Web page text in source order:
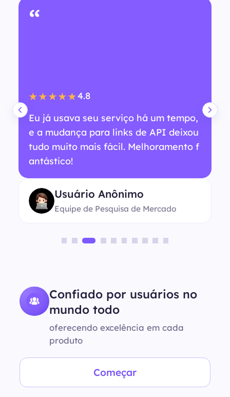
“
★★★★★4.8
Eu já usava seu serviço há um tempo,
e a mudança para links de API deixou
tudo muito mais fácil. Melhoramento f
antástico!
Usuário Anônimo
Equipe de Pesquisa de Mercado
Confiado por usuários no
mundo todo
oferecendo excelência em cada
produto
Começar